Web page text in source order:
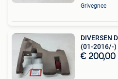
Grivegnee
DIVERSEN
(01-2016/-)
€ 200,00